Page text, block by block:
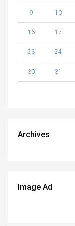
9 10
16 17
23 24
30 31
Archives
Image Ad